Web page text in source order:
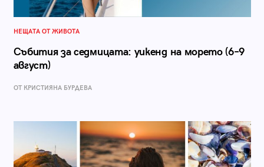
НЕЩАТА ОТ ЖИВОТА
Събития за седмицата: уикенд на морето (6–9
август)
ОТ КРИСТИЯНА БУРДЕВА